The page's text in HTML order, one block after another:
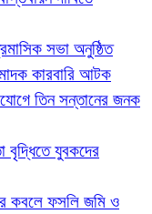
সভা অনুষ্ঠিত
কারবারি আটক
তিন সন্তানের জনক
বৃদ্ধিতে যুবকদের
কবলে ফসলি জমি ও